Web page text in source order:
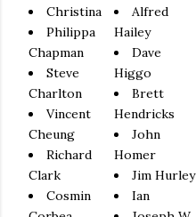
Christina
Philippa
Chapman
Steve
Charlton
Vincent
Cheung
Richard
Clark
Cosmin
Alfred
Hailey
Dave
Higgo
Brett
Hendricks
John
Homer
Jim Hurley
Ian